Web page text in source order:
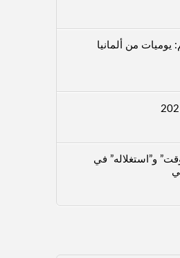
يوميات من ألمانيا
و”استغلاله” في